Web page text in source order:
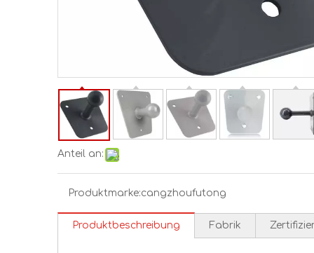
Anteil an:
Produktmarke:cangzhoufutong
Produktbeschreibung Fabrik